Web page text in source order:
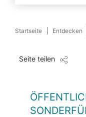
Startseite Entdecken
Seite teilen